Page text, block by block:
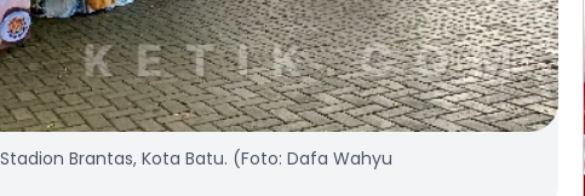
Brantas, Kota Batu. (Foto: Dafa Wahyu